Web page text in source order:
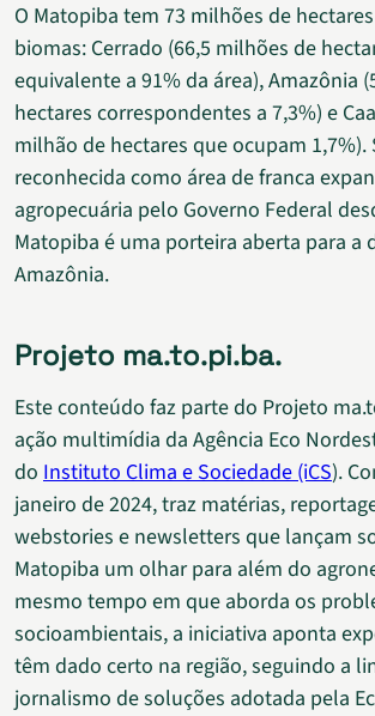
O Matopiba tem 73 milhões de
biomas: Cerrado (66,5 milhões de
equivalente a 91% da área), Amazônia
hectares correspondentes a 7,3%) e
milhão de hectares que ocupam 1,7%).
reconhecida como área de franca
agropecuária pelo Governo Federal
Matopiba é uma porteira aberta para a
Amazônia.
Projeto ma.to.pi.ba.
Este conteúdo faz parte do Projeto
ação multimídia da Agência Eco
do Instituto Clima e Sociedade (iCS).
janeiro de 2024, traz matérias,
webstories e newsletters que lançam
Matopiba um olhar para além do
mesmo tempo em que aborda os
socioambientais, a iniciativa aponta
têm dado certo na região, seguindo a
jornalismo de soluções adotada pela